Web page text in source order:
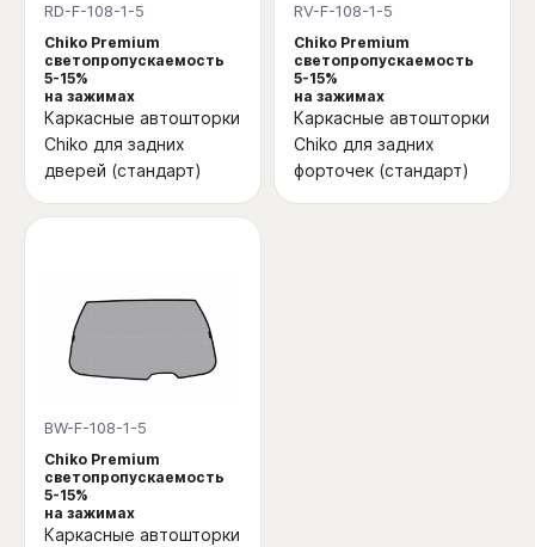
RD-F-108-1-5
Chiko Premium
светопропускаемость
5-15%
на зажимах
Каркасные автошторки
Chiko для задних
дверей (стандарт)
RV-F-108-1-5
Chiko Premium
светопропускаемость
5-15%
на зажимах
Каркасные автошторки
Chiko для задних
форточек (стандарт)
BW-F-108-1-5
Chiko Premium
светопропускаемость
5-15%
на зажимах
Каркасные автошторки